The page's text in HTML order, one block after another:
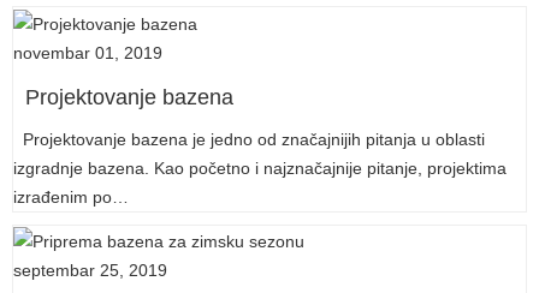
novembar 01, 2019
Projektovanje bazena
Projektovanje bazena je jedno od značajnijih pitanja u oblasti
izgradnje bazena. Kao početno i najznačajnije pitanje, projektima
izrađenim po…
septembar 25, 2019